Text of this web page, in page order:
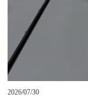
2026/07/30